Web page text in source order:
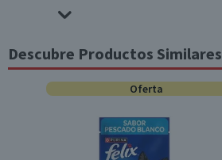
Descubre Productos Similares
Oferta